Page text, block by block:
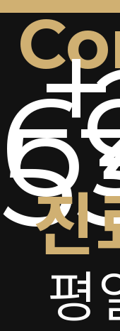
진
평